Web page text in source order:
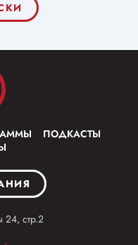
ПОДКАСТЫ
24, стр.2